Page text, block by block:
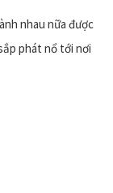
nhau nữa được
phát nổ tới nơi